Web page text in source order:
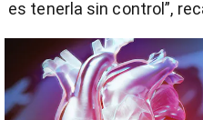
es tenerla sin control”,